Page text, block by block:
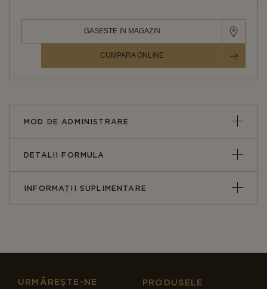
care este nevoie
Compatibil cu dieteleveganășivegetariană
CertificatKosher
o alimentație variată și echilibrată și un stil de viață
sănătos.
Notificare SNPMAPS NR. AA 8388/2015
GASESTE IN MAGAZIN
CUMPARA ONLINE
MOD DE ADMINISTRARE
DETALII FORMULA
INFORMAȚII SUPLIMENTARE
URMĂREȘTE-NE PRODUSELE